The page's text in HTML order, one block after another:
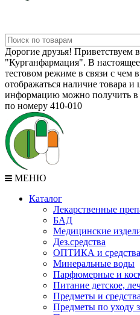
Дорогие друзья! Приветствуем
"Курганфармация". В настоящее
тестовом режиме в связи с чем
отображаться наличие товара
информацию можно получить в
по номеру 410-010
МЕНЮ
Каталог
Лекарственные
БАД
Медицинские
Дез.средства
ОПТИКА и средства
Минеральные воды
Парфюмерные и
Питание детское,
Предметы и
Предметы по уходу